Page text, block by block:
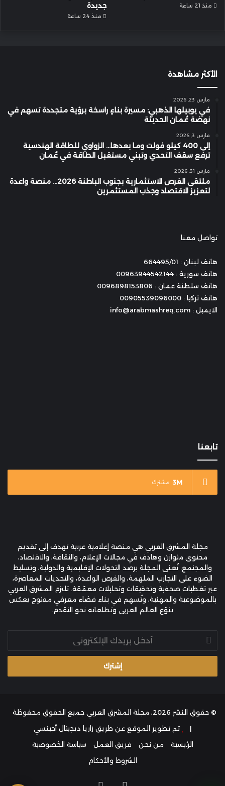
منذ 21 ساعة
جديدة
منذ 24 ساعة
الأكثر مشاهدة
مارس 23, 2026
في يوبيلها الذهبي: مسيرة بناءٍ راسخة برؤية متجددة تسهم في
نهضة عُمان الحديثة
مارس 3, 2026
إلى 400 كيلو فولت وما بعدها… الزواوي للطاقة الهندسية
ترفع سقف التحدي وتبني مستقبل الطاقة في عُمان
مارس 31, 2026
ملتقى الفرص الاستثمارية بجنوب الباطنة 2026… منصة واعدة
لتعزيز الاقتصاد وجذب المستثمرين
تواصل معنا
هاتف لبنان : 664495/01
هاتف سورية : 00963944542144
هاتف سلطنة عمان : 0096898153806
هاتف تركيا : 00905539096000
الايميل : info@arabmashreq.com
تابعنا
3M مشترك
مجلة المشرق العربي هي منصة إعلامية عربية تهدف إلى تقديم
محتوى متوازن وهادف في مجالات الإعلام، والثقافة، والاقتصاد،
والمجتمع. تُعنى المجلة برصد التحولات الإقليمية والدولية، وتسليط
الضوء على التجارب الملهمة، والفرص الواعدة، والتحديات المعاصرة،
عبر تغطيات صحفية وتحقيقات وتحليلات معمّقة. تلتزم المشرق العربي
بالموضوعية والمهنية، وتُسهم في بناء فضاء معرفي مفتوح يعكس
تنوّع العالم العربي وتطلعاته نحو التقدم.
بريدك
الإلكتروني
© حقوق النشر 2026، مجلة المشرق العربي جميع الحقوق محفوظة
|
تم تطوير الموقع عن طريق زاريا ديجيتال أجينسي
الرئيسية
من نحن فريق العمل
سياسة الخصوصية
الشروط والأحكام